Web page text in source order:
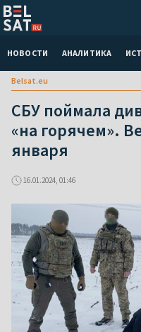
НОВОСТИ АНАЛИТИКА
Belsat.eu
СБУ поймала
«на горячем».
января
16.01.2024, 01:46